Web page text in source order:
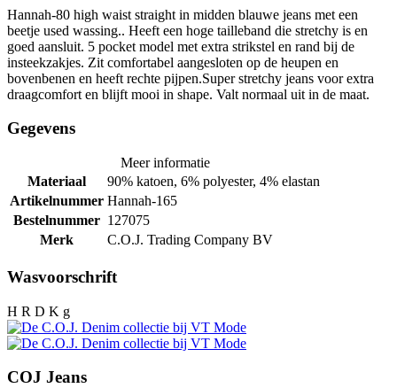
Hannah-80 high waist straight in midden blauwe jeans met een
beetje used wassing.. Heeft een hoge tailleband die stretchy is en
goed aansluit. 5 pocket model met extra strikstel en rand bij de
insteekzakjes. Zit comfortabel aangesloten op de heupen en
bovenbenen en heeft rechte pijpen.Super stretchy jeans voor extra
draagcomfort en blijft mooi in shape. Valt normaal uit in de maat.
Gegevens
Meer informatie
Materiaal
90% katoen, 6% polyester, 4% elastan
Artikelnummer Hannah-165
Bestelnummer 127075
Merk
C.O.J. Trading Company BV
Wasvoorschrift
H R D K g
COJ Jeans